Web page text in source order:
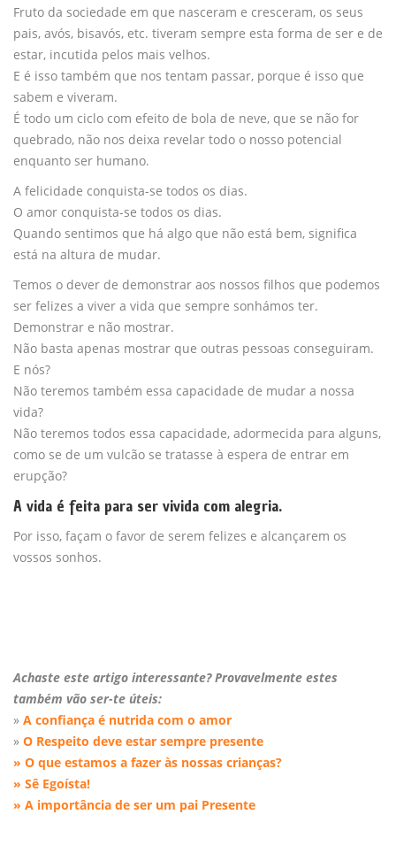
Fruto da sociedade em que nasceram e cresceram, os seus
pais, avós, bisavós, etc. tiveram sempre esta forma de ser e de
estar, incutida pelos mais velhos.
E é isso também que nos tentam passar, porque é isso que
sabem e viveram.
É todo um ciclo com efeito de bola de neve, que se não for
quebrado, não nos deixa revelar todo o nosso potencial
enquanto ser humano.
A felicidade conquista-se todos os dias.
O amor conquista-se todos os dias.
Quando sentimos que há algo que não está bem, significa
está na altura de mudar.
Temos o dever de demonstrar aos nossos filhos que podemos
ser felizes a viver a vida que sempre sonhámos ter.
Demonstrar e não mostrar.
Não basta apenas mostrar que outras pessoas conseguiram.
E nós?
Não teremos também essa capacidade de mudar a nossa
vida?
Não teremos todos essa capacidade, adormecida para alguns,
como se de um vulcão se tratasse à espera de entrar em
erupção?
A vida é feita para ser vivida com alegria.
Por isso, façam o favor de serem felizes e alcançarem os
vossos sonhos.
Achaste este artigo interessante? Provavelmente estes
também vão ser-te úteis:
» A confiança é nutrida com o amor
» O Respeito deve estar sempre presente
» O que estamos a fazer às nossas crianças?
» Sê Egoísta!
» A importância de ser um pai Presente